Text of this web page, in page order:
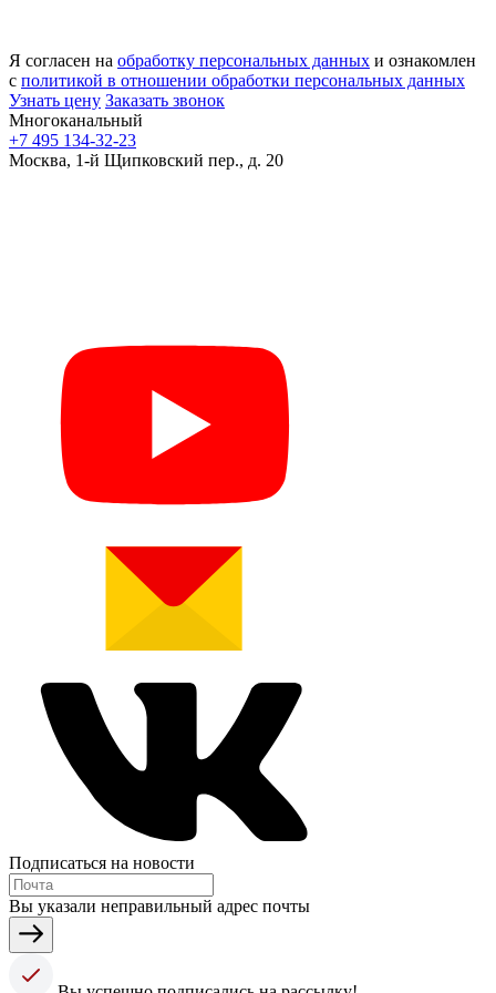
Я согласен на обработку персональных данных и ознакомлен
с политикой в отношении обработки персональных данных
Узнать цену Заказать звонок
Многоканальный
+7 495 134-32-23
Москва, 1-й Щипковский пер., д. 20
Подписаться на новости
Вы указали неправильный адрес почты